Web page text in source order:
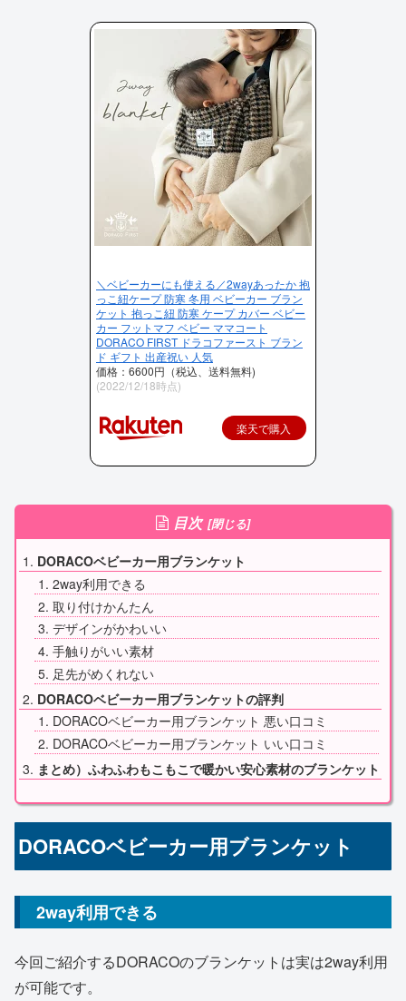
＼ベビーカーにも使える／2wayあったか 抱
っこ紐ケープ 防寒 冬用 ベビーカー ブラン
ケット 抱っこ紐 防寒 ケープ カバー ベビー
カー フットマフ ベビー ママコート
DORACO FIRST ドラコファースト ブラン
ド ギフト 出産祝い 人気
価格：6600円（税込、送料無料)
(2022/12/18時点)
楽天で購入
目次
DORACOベビーカー用ブランケット
2way利用できる
取り付けかんたん
デザインがかわいい
手触りがいい素材
足先がめくれない
DORACOベビーカー用ブランケットの評判
DORACOベビーカー用ブランケット 悪い口コミ
DORACOベビーカー用ブランケット いい口コミ
まとめ）ふわふわもこもこで暖かい安心素材のブランケット
DORACOベビーカー用ブランケット
2way利用できる
今回ご紹介するDORACOのブランケットは実は2way利用
が可能です。